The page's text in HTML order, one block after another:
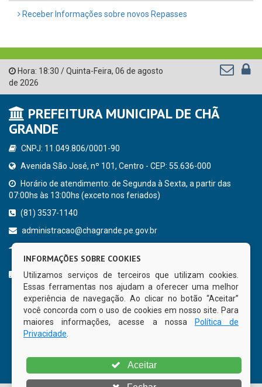
Receber Informações sobre novos Repasses
Hora: 18:30 /Quinta-Feira, 06 de agosto
de 2026
PREFEITURA MUNICIPAL DE CHÃ
GRANDE
CNPJ: 11.049.806/0001-90
Avenida São José, nº 101, Centro - CEP: 55.636-000
Horário de atendimento: de Segunda à Sexta, a partir das
07:00hs às 13:00hs (exceto nos feriados)
(81) 3537-1140
administracao@chagrande.pe.gov.br
CURTA NOSSA FAN PAGE
INFORMAÇÕES SOBRE COOKIES
Utilizamos serviços de terceiros que utilizam cookies.
Essas ferramentas nos ajudam a oferecer uma melhor
experiência de navegação. Ao clicar no botão “Aceitar”
você concorda com o uso de cookies em nosso site. Para
maiores informações, acesse a nossa
Política de
Privacidade
Aceitar